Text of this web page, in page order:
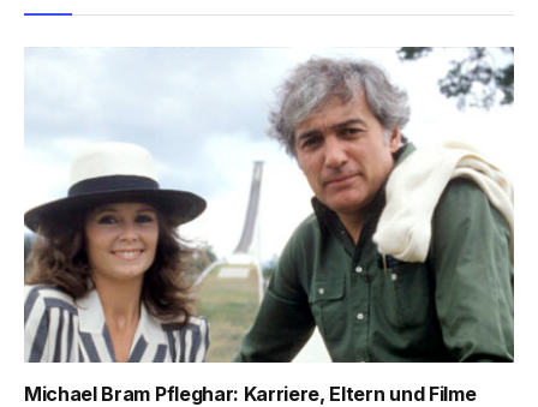
Michael Bram Pfleghar: Karriere, Eltern und Filme